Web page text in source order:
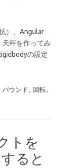
）、Angular
秤を作ってみ
の設定
バウンド , 回転,
トを
ると